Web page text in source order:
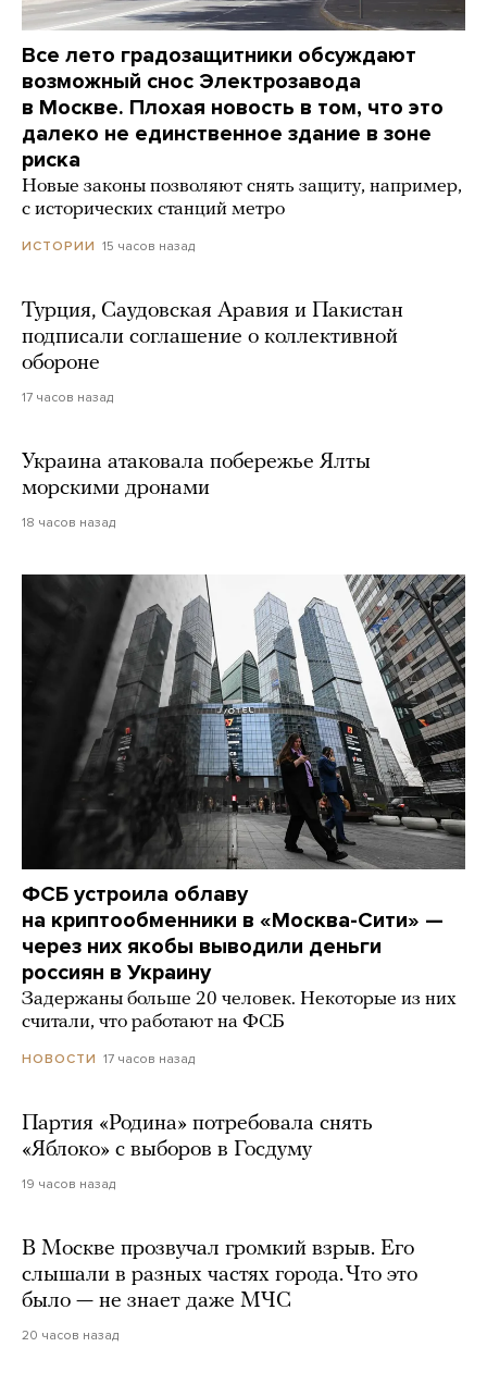
Все лето градозащитники обсуждают
возможный снос Электрозавода
в Москве. Плохая новость в том, что это
далеко не единственное здание в зоне
риска
Новые законы позволяют снять защиту, например,
с исторических станций метро
ИСТОРИИ 15 часов назад
Турция, Саудовская Аравия и Пакистан
подписали соглашение о коллективной
обороне
17 часов назад
Украина атаковала побережье Ялты
морскими дронами
18 часов назад
ФСБ устроила облаву
на криптообменники в «Москва-Сити» —
через них якобы выводили деньги
россиян в Украину
Задержаны больше 20 человек. Некоторые из них
считали, что работают на ФСБ
НОВОСТИ 17 часов назад
Партия «Родина» потребовала снять
«Яблоко» с выборов в Госдуму
19 часов назад
В Москве прозвучал громкий взрыв. Его
слышали в разных частях города. Что это
было — не знает даже МЧС
20 часов назад